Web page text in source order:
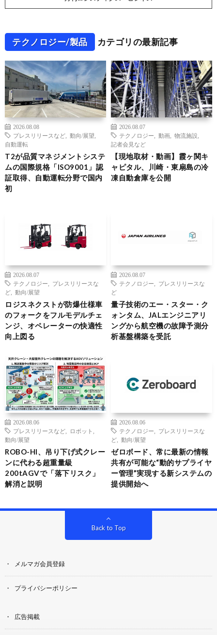
テクノロジー/製品 カテゴリの最新記事
2026.08.08
プレスリリースなど
動向/展望
自動運転
T2が品質マネジメントシステ
ムの国際規格「ISO9001」認
証取得、自動運転分野で国内
初
2026.08.07
テクノロジー
動画 物流施設
記者会見など
【現地取材・動画】霞ヶ関キ
ャピタル、川崎・東扇島の冷
凍自動倉庫を公開
2026.08.07
テクノロジー
プレスリリースな
ど
動向/展望
ロジスネクストが防爆仕様車
のフォークをフルモデルチェ
ンジ、オペレーターの快適性
向上図る
2026.08.07
テクノロジー
プレスリリースな
ど
量子技術のエー・スター・ク
ォンタム、JALエンジニアリ
ングから航空機の故障予測分
析基盤構築を受託
2026.08.06
プレスリリースなど
ロボット
動向/展望
ROBO-HI、吊り下げ式クレー
ンに代わる超重量級
200tAGVで「落下リスク」
解消と説明
2026.08.06
テクノロジー
プレスリリースな
ど
動向/展望
ゼロボード、常に最新の情報
共有が可能な“動的サプライヤ
ー管理”実現する新システムの
提供開始へ
Back to Top
メルマガ会員登録
プライバシーポリシー
広告掲載